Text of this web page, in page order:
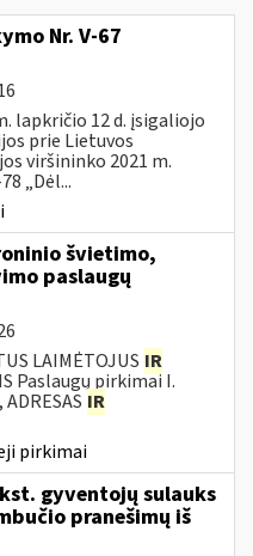
Nr. V-67
lapkričio 12 d. įsigaliojo
prie Lietuvos
viršininko 2021 m.
„Dėl...
švietimo,
paslaugų
LAIMĖTOJUS IR
Paslaugų pirkimai I.
IR
pirkimai
gyventojų sulauks
pranešimų iš